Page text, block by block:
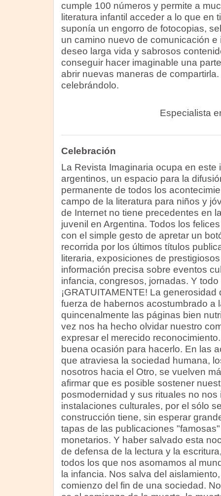
cumple 100 números y permite a
literatura infantil acceder a lo que en
suponía un engorro de fotocopias,
un camino nuevo de comunicación e
deseo larga vida y sabrosos
conseguir hacer imaginable una
abrir nuevas maneras de
celebrándolo.
Especialista
Celebración
La Revista Imaginaria ocupa en este
argentinos, un espacio para la
permanente de todos los
campo de la literatura para niños y
de Internet no tiene precedentes en
juvenil en Argentina. Todos los
con el simple gesto de apretar un
recorrida por los últimos títulos
literaria, exposiciones de
información precisa sobre eventos
infancia, congresos, jornadas. Y
¡GRATUITAMENTE! La
fuerza de habernos acostumbrado a
quincenalmente las páginas bien
vez nos ha hecho olvidar nuestro
expresar el merecido
buena ocasión para hacerlo. En las
que atraviesa la sociedad humana,
nosotros hacia el Otro, se vuelven
afirmar que es posible sostener
posmodernidad y sus rituales no
instalaciones culturales, por el sólo
construcción tiene, sin esperar
tapas de las publicaciones
monetarios. Y haber salvado esta
de defensa de la lectura y la
todos los que nos asomamos al
la infancia. Nos salva del
comienzo del fin de una sociedad.